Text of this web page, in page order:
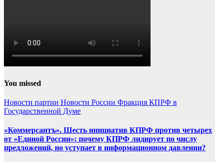
You missed
Новости партии Новости России Фракция КПРФ в
Государственной Думе
«Коммерсантъ». Шесть инициатив КПРФ против четырех
от «Единой России»: почему КПРФ лидирует по числу
предложений, но уступает в информационном давлении?